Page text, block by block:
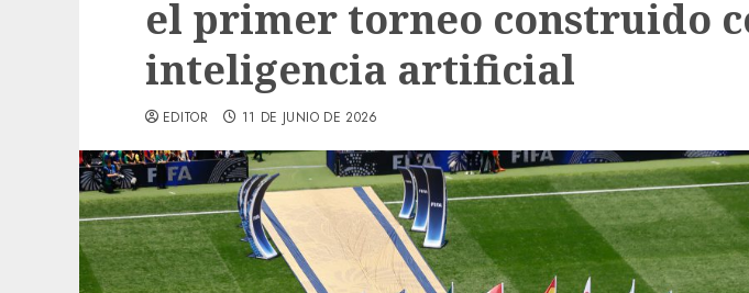
el primer torneo construido
inteligencia artificial
EDITOR 11 DE JUNIO DE 2026